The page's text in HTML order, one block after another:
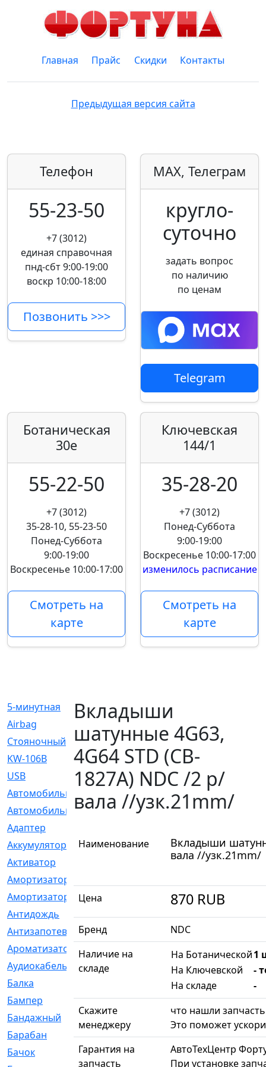
Главная Прайс Скидки Контакты
Предыдущая версия сайта
Телефон
55-23-50
+7 (3012)
единая справочная
пнд-сбт 9:00-19:00
воскр 10:00-18:00
Позвонить >>>
MAX, Телеграм
кругло­
суточно
задать вопрос
по наличию
по ценам
Telegram
Ботаническая
30е
55-22-50
+7 (3012)
35-28-10, 55-23-50
Понед-Суббота
9:00-19:00
Воскресенье 10:00-17:00
Смотреть на
карте
Ключевская
144/1
35-28-20
+7 (3012)
Понед-Суббота
9:00-19:00
Воскресенье 10:00-17:00
изменилось расписание
Смотреть на
карте
5-минутная
[1]
Airbag
[18]
Cтояночный
[1]
KW-106B
[0]
USB
[6]
Автомобильное
Автомобильный
[6]
Адаптер
Аккумулятор
[2]
Активатор
Амортизатор
Амортизаторы
Антидождь
[1]
Антизапотеватель
Ароматизатор
[35]
Аудиокабель
Балка
Бампер
[137]
Бандажный
[6]
Барабан
[5]
Бачок
[40]
Вкладыши
шатунные 4G63,
4G64 STD (CB-
1827A) NDC /2 р/
вала //узк.21mm/
Наименование
Вкладыши
вала //узк.21mm/
Цена 870 RUB
Бренд
NDC
Наличие на
складе
На Ботанической1
На Ключевской
-
На складе
-
Скажите
менеджеру
что нашли
Это поможет
Гарантия на
запчасть
АвтоТехЦентр
При установке